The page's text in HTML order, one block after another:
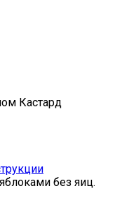
Кастард
без яиц.